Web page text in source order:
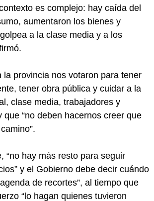
es complejo: hay caída del
aumentaron los bienes y
a la clase media y a los
la provincia nos votaron para tener
tener obra pública y cuidar a la
clase media, trabajadores y
que “no deben hacernos creer que
“no hay más resto para seguir
y el Gobierno debe decir cuándo
de recortes”, al tiempo que
“lo hagan quienes tuvieron